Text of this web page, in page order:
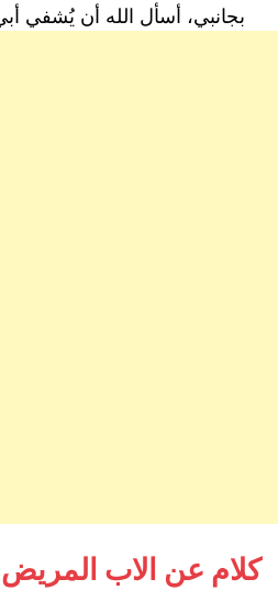
بجانبي، أسأل الله أن يُشفي
كلام عن الاب المريض